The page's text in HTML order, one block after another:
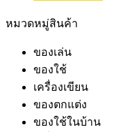
หมวดหมู่สินค้า
ของเล่น
ของใช้
เครื่องเขียน
ของตกแต่ง
ของใช้ในบ้าน